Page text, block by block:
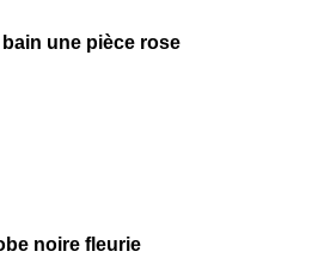
bain une pièce rose
noire fleurie